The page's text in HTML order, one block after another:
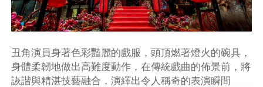
丑角演員身著色彩豔麗的戲服，頭頂燃著燈火的碗具，
身體柔韌地做出高難度動作，在傳統戲曲的佈景前，將
詼諧與精湛技藝融合，演繹出令人稱奇的表演瞬間